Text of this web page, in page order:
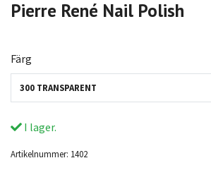
Pierre René Nail Polish
Färg
300 TRANSPARENT
I lager.
Artikelnummer: 1402